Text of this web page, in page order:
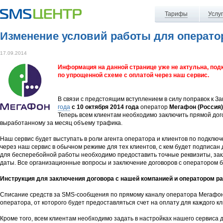
Тарифы
Изменение условий работы для
17.09.2014
Информация на данной странице уже не актульна,
по упрощенной схеме с оплатой через наш сервис.
В связи с предстоящим вступлением в силу поправок к
года с 10 октября 2014 года оператор Мегафон (Россия)
Теперь всем клиентам необходимо заключить прямой
выработанному за месяц объему трафика.
Наш сервис будет выступать в роли агента оператора и клиентов по
через наш сервис в обычном режиме для тех клиентов, с кем будет
для бесперебойной работы необходимо предоставить точные реквизиты,
даты. Все организационные вопросы и заключение договоров с оператором
Инструкция для заключения договора с нашей компанией и оператором
Списание средств за SMS-сообщения по прямому каналу оператора
оператора, от которого будет предоставляться счет на оплату для каждого
Кроме того, всем клиентам необходимо задать в настройках нашего